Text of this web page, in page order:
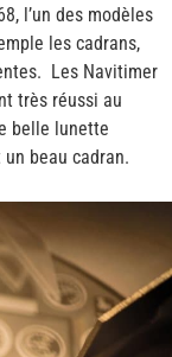
l’un des modèles
les cadrans,
Les Navitimer
très réussi au
belle lunette
beau cadran.